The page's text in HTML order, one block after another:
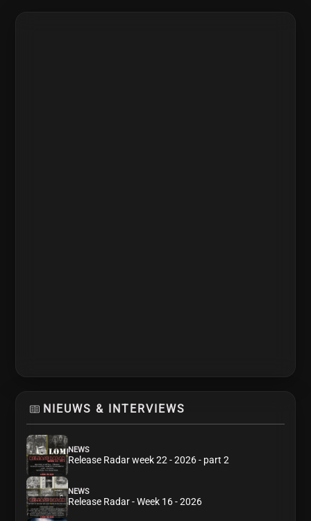
NIEUWS & INTERVIEWS
NEWS
Release Radar week 22 - 2026 - part 2
NEWS
Release Radar - Week 16 - 2026